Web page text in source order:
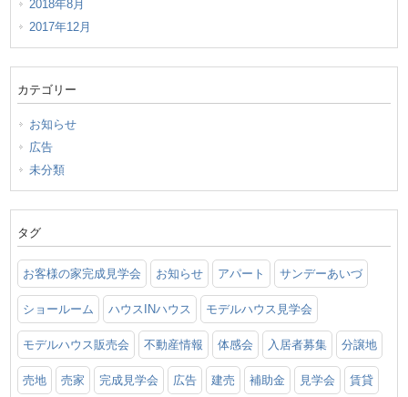
2018年8月
2017年12月
カテゴリー
お知らせ
広告
未分類
タグ
お客様の家完成見学会 お知らせ アパート サンデーあいづ
ショールーム ハウスINハウス モデルハウス見学会
モデルハウス販売会 不動産情報 体感会 入居者募集 分譲地
売地 売家 完成見学会 広告 建売 補助金 見学会 賃貸